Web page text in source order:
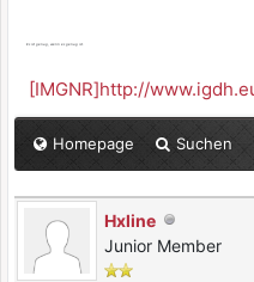
Es ist genug, wenn es genug ist.
[IMGNR]http://
Homepage Suchen
Hxline
Junior Member